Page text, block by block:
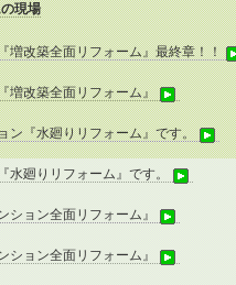
現場
増改築全面リフォーム』最終章！！
増改築全面リフォーム』
ン『水廻りリフォーム』です。
廻りリフォーム』です。
ション全面リフォーム』
ション全面リフォーム』